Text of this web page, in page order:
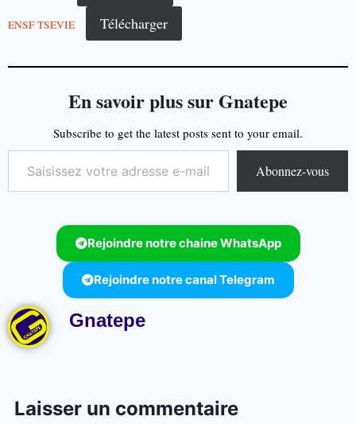
ENSF TSEVIE Télécharger
En savoir plus sur Gnatepe
Subscribe to get the latest posts sent to your email.
Abonnez-vous
Rejoindre notre chaine WhatsApp
Rejoindre notre canal Telegram
Gnatepe
Laisser un commentaire